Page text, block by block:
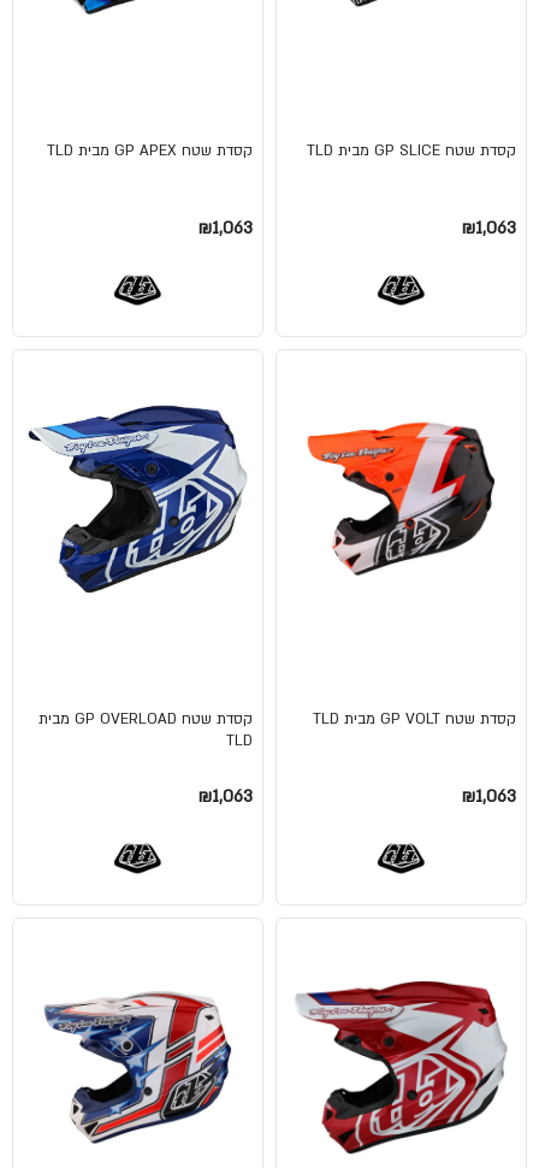
קסדת שטח GP SLICE מבית TLD
₪1,063
קסדת שטח GP APEX מבית TLD
₪1,063
קסדת שטח GP VOLT מבית TLD
₪1,063
קסדת שטח GP OVERLOAD מבית
TLD
₪1,063